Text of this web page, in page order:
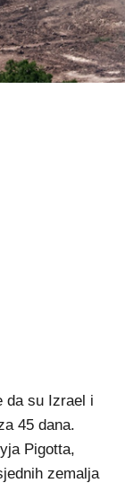
da su Izrael i
45 dana.
Pigotta,
zemalja